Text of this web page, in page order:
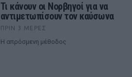
Τι κάνουν οι Νορβηγοί για να
αντιμετωπίσουν τον καύσωνα
ΠΡΙΝ 3 ΜΈΡΕΣ
Η απρόσμενη μέθοδος